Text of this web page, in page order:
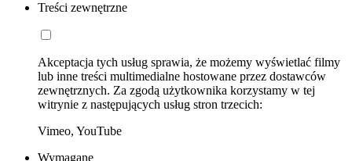
Treści zewnętrzne
Akceptacja tych usług sprawia, że możemy wyświetlać filmy
lub inne treści multimedialne hostowane przez dostawców
zewnętrznych. Za zgodą użytkownika korzystamy w tej
witrynie z następujących usług stron trzecich:
Vimeo, YouTube
Wymagane